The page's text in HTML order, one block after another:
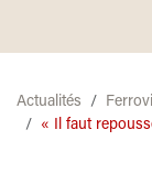
Actualités
« Il faut